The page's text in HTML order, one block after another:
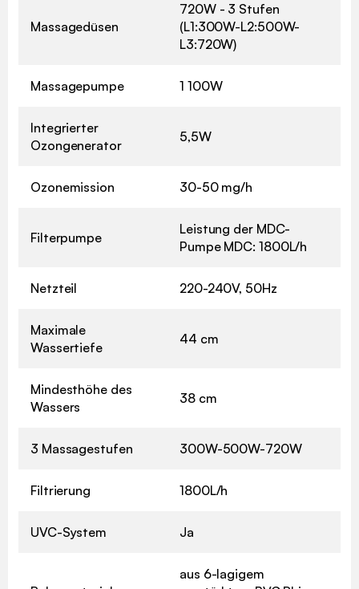
Massagedüsen
720W - 3 Stufen
(L1:300W-L2:500W-
L3:720W)
Massagepumpe 1 100W
Integrierter
Ozongenerator
5,5W
Ozonemission 30-50 mg/h
Filterpumpe
Leistung der MDC-
Pumpe MDC: 1800L/h
Netzteil 220-240V, 50Hz
Maximale
Wassertiefe
44 cm
Mindesthöhe des
Wassers
38 cm
3 Massagestufen 300W-500W-720W
Filtrierung 1800L/h
UVC-System Ja
aus 6-lagigem